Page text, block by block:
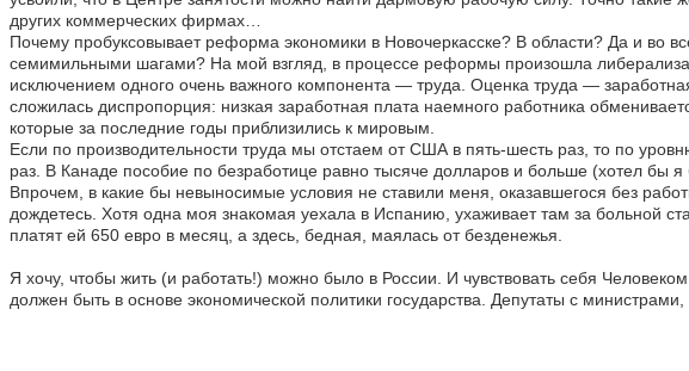
других коммерческих фирмах…
Почему пробуксовывает реформа экономики в Новочеркасске? В области? Да и во
семимильными шагами? На мой взгляд, в процессе реформы произошла
исключением одного очень важного компонента — труда. Оценка труда —
сложилась диспропорция: низкая заработная плата наемного работника
которые за последние годы приблизились к мировым.
Если по производительности труда мы отстаем от США в пять-шесть раз, то по
раз. В Канаде пособие по безработице равно тысяче долларов и больше (хотел бы
Впрочем, в какие бы невыносимые условия не ставили меня, оказавшегося без
дождетесь. Хотя одна моя знакомая уехала в Испанию, ухаживает там за больной
платят ей 650 евро в месяц, а здесь, бедная, маялась от безденежья.
Я хочу, чтобы жить (и работать!) можно было в России. И чувствовать себя
должен быть в основе экономической политики государства. Депутаты с